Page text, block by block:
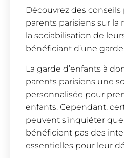
Découvrez des
parents parisiens sur la
la sociabilisation de
bénéficiant d’une
La garde d’enfants à
parents parisiens une
personnalisée pour
enfants. Cependant,
peuvent s’inquiéter
bénéficient pas des
essentielles pour leur